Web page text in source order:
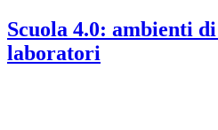
Scuola 4.0: ambienti
laboratori